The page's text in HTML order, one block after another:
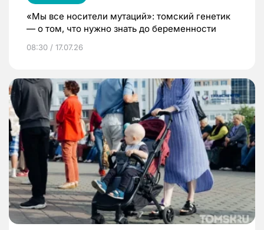
«Мы все носители мутаций»: томский генетик
— о том, что нужно знать до беременности
08:30 / 17.07.26